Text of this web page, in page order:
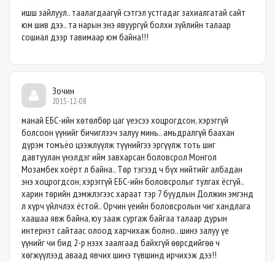
ишш зайлуул.. таалагдаагүй сэтгэл устгадаг захиалгатай сайт
юм шив дээ.. та нарын энэ явуургүй болхи зүйлийн талаар
сошиал дээр тавимаар юм байна!!!
Зочин
2015-12-08
манай ЕБС-ийн хөтөлбөр цаг үеэсээ хоцрогдсон, хэрэггүй
болсоон үүнийг бичиглээч залуу минь.. амьдралгүй баахан
дүрэм томъёо цээжлүүлж түүнийгээ эргүүлж тоть шиг
давтуулан үнэлдэг ийм завхарсан боловсрол Монгол
Мозамбек хоёрт л байна.. Төр тэгээд ч бүх нийтийг албадан
энэ хоцрогдсон, хэрэггүй ЕБС-ийн боловсролыг тулгах ёсгүй..
харин төрийн дэмжлэгээс хараат тэр 7 буудлын Должин эмгэнд
л хүрч үйлчлэх ёстой.. Орчин үеийн боловсролын чиг хандлага
хаашаа явж байна, юу зааж сургаж байгаа талаар дурын
интернэт сайтаас олоод харчихаж болно.. шинэ залуу үе
үүнийг чи бид 2-р нээх заалгаад байхгүй өөрсдийгөө ч
хөгжүүлээд аваад явчих шинэ түвшинд ирчихэж дээ!!